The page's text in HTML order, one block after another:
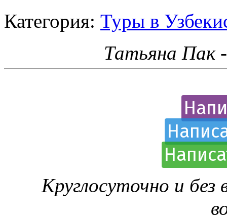
Категория: Туры в
Татьяна Пак
Круглосуточно и